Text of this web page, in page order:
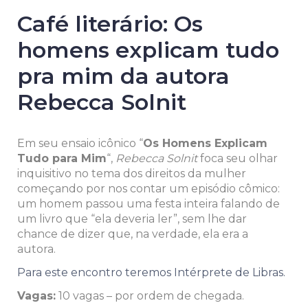
Café literário: Os
homens explicam tudo
pra mim da autora
Rebecca Solnit
Em seu ensaio icônico “Os Homens Explicam
Tudo para Mim“, Rebecca Solnitfoca seu olhar
inquisitivo no tema dos direitos da mulher
começando por nos contar um episódio cômico:
um homem passou uma festa inteira falando de
um livro que “ela deveria ler”, sem lhe dar
chance de dizer que, na verdade, ela era a
autora.
Para este encontro teremos Intérprete de Libras.
Vagas: 10 vagas – por ordem de chegada.